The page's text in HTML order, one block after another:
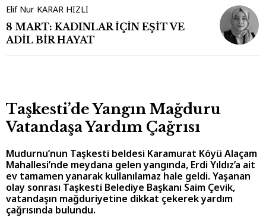
Elif Nur KARAR HIZLI
8 MART: KADINLAR İÇİN EŞİT VE
ADİL BİR HAYAT
Taşkesti’de Yangın Mağduru
Vatandaşa Yardım Çağrısı
Mudurnu’nun Taşkesti beldesi Karamurat Köyü Alaçam
Mahallesi’nde meydana gelen yangında, Erdi Yıldız’a ait
ev tamamen yanarak kullanılamaz hale geldi. Yaşanan
olay sonrası Taşkesti Belediye Başkanı Saim Çevik,
vatandaşın mağduriyetine dikkat çekerek yardım
çağrısında bulundu.